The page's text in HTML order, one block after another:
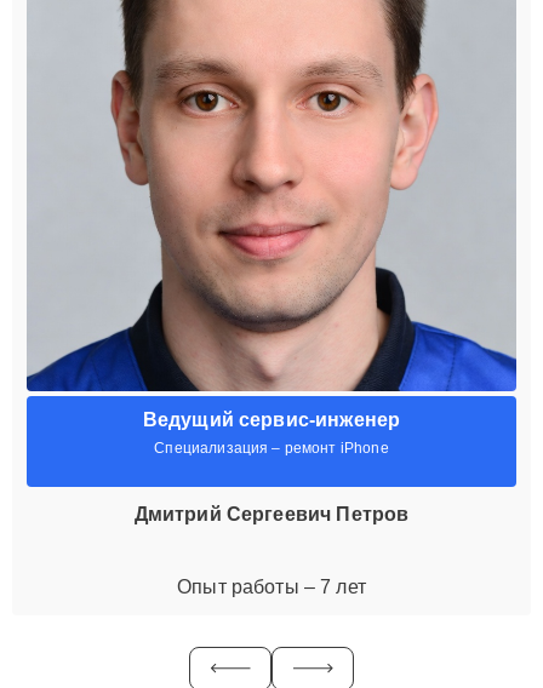
Ведущий сервис-инженер
Специализация – ремонт iPhone
Дмитрий Сергеевич Петров
Опыт работы – 7 лет